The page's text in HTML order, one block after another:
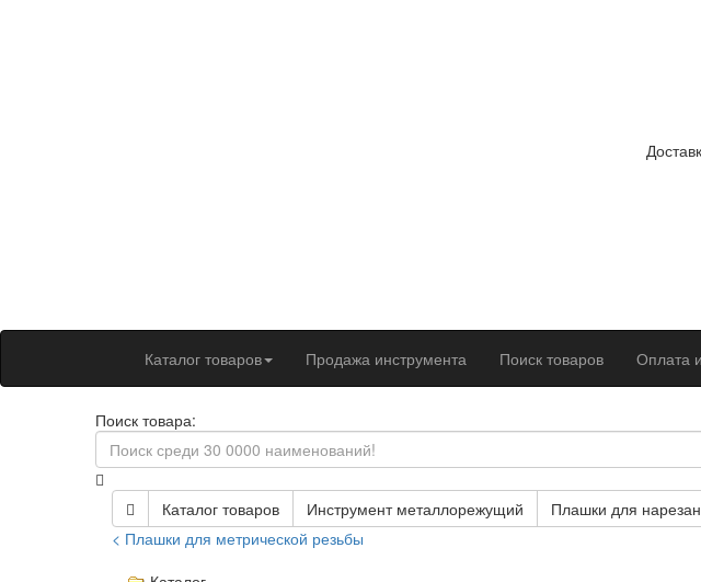
Каталог товаров Продажа инструмента Поиск товаров Оплата
Поиск товара:
Каталог товаров Инструмент металлорежущий Плашки для
< Плашки для метрической резьбы